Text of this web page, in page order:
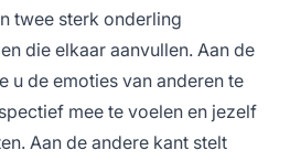
twee sterk onderling
die elkaar aanvullen. Aan de
u de emoties van anderen te
mee te voelen en jezelf
Aan de andere kant stelt